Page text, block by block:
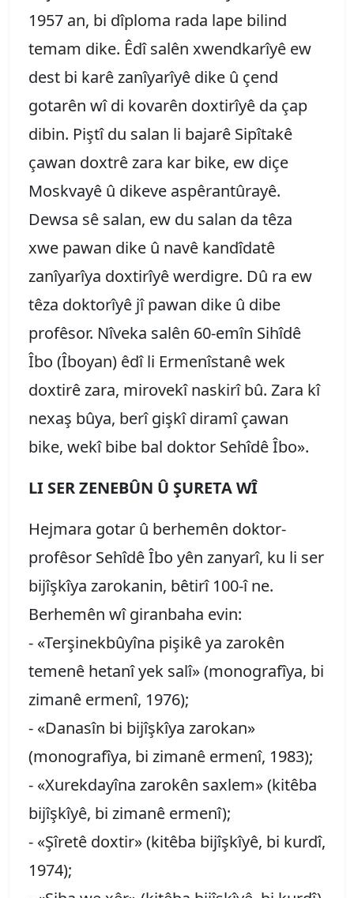
1957 an, bi dîploma rada lape bilind
temam dike. Êdî salên xwendkarîyê ew
dest bi karê zanîyarîyê dike û çend
gotarên wî di kovarên doxtirîyê da çap
dibin. Piştî du salan li bajarê Sipîtakê
çawan doxtrê zara kar bike, ew diçe
Moskvayê û dikeve aspêrantûrayê.
Dewsa sê salan, ew du salan da têza
xwe pawan dike û navê kandîdatê
zanîyarîya doxtirîyê werdigre. Dû ra ew
têza doktorîyê jî pawan dike û dibe
profêsor. Nîveka salên 60-emîn Sihîdê
Îbo (Îboyan) êdî li Ermenîstanê wek
doxtirê zara, mirovekî naskirî bû. Zara kî
nexaş bûya, berî gişkî diramî çawan
bike, wekî bibe bal doktor Sehîdê Îbo».
LI SER ZENEBÛN Û ŞURETA WÎ
Hejmara gotar û berhemên doktor-
profêsor Sehîdê Îbo yên zanyarî, ku li ser
bijîşkîya zarokanin, bêtirî 100-î ne.
Berhemên wî giranbaha evin:
- «Terşinekbûyîna pişikê ya zarokên
temenê hetanî yek salî» (monografîya, bi
zimanê ermenî, 1976);
- «Danasîn bi bijîşkîya zarokan»
(monografîya, bi zimanê ermenî, 1983);
- «Xurekdayîna zarokên saxlem» (kitêba
bijîşkîyê, bi zimanê ermenî);
- «Şîretê doxtir» (kitêba bijîşkîyê, bi kurdî,
1974);